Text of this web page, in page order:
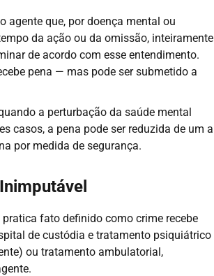
agente que, por doença mental ou
da ação ou da omissão, inteiramente
de acordo com esse entendimento.
pena — mas pode ser submetido a
a perturbação da saúde mental
casos, a pena pode ser reduzida de um a
por medida de segurança.
fato definido como crime recebe
de custódia e tratamento psiquiátrico
ou tratamento ambulatorial,